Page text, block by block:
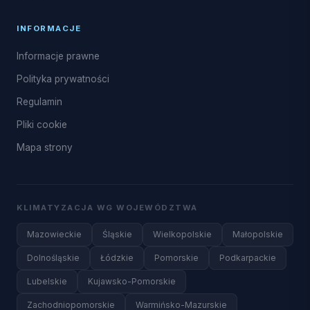
INFORMACJE
Informacje prawne
Polityka prywatności
Regulamin
Pliki cookie
Mapa strony
KLIMATYZACJA WG WOJEWÓDZTWA
Mazowieckie Śląskie Wielkopolskie Małopolskie
Dolnośląskie Łódzkie Pomorskie Podkarpackie
Lubelskie Kujawsko-Pomorskie
Zachodniopomorskie Warmińsko-Mazurskie